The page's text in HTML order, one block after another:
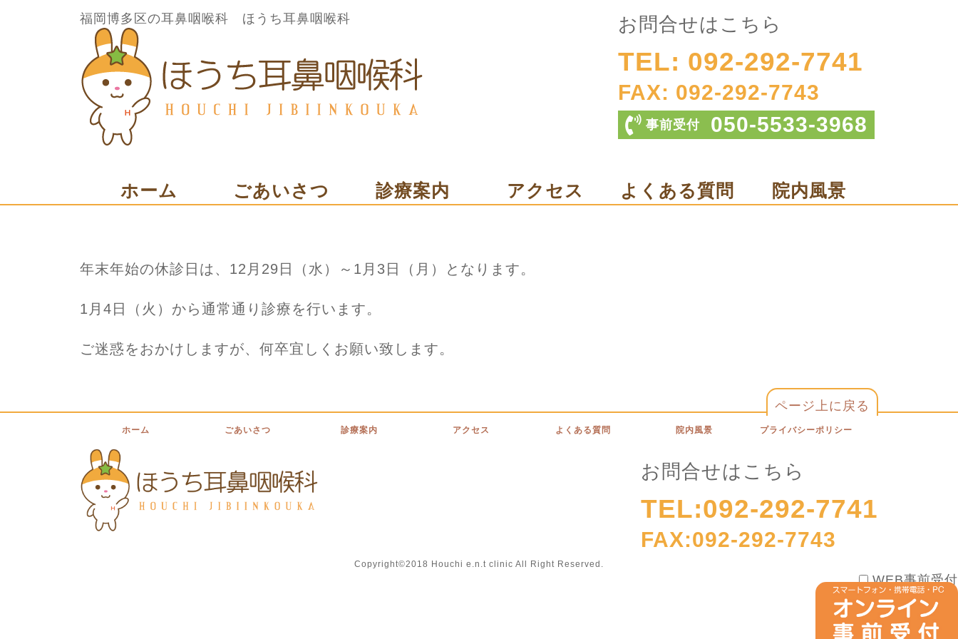
福岡博多区の耳鼻咽喉科 ほうち耳鼻咽喉科 お問合せはこちら
TEL: 092-292-7741
FAX: 092-292-7743
事前受付 050-5533-3968
ホーム ごあいさつ 診療案内 アクセス よくある質問 院内風景
年末年始の休診日は、12月29日（水）～1月3日（月）となります。
1月4日（火）から通常通り診療を行います。
ご迷惑をおかけしますが、何卒宜しくお願い致します。
ページ上に戻る
ホーム ごあいさつ 診療案内 アクセス よくある質問 院内風景 プライバシーポリシー
お問合せはこちら
TEL:092-292-7741
FAX:092-292-7743
Copyright©2018 Houchi e.n.t clinic All Right Reserved.
WEB事前受付